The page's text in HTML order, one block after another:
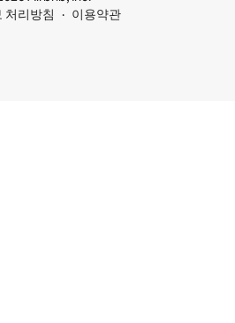
처리방침
이용약관